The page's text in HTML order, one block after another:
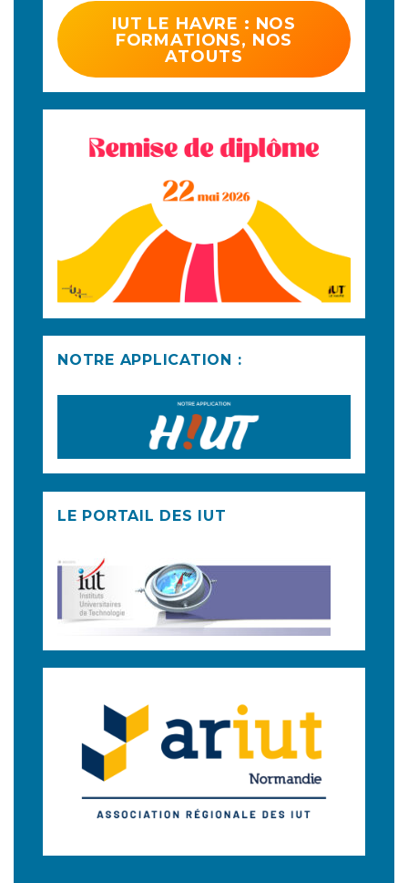
IUT LE HAVRE : NOS
FORMATIONS, NOS
ATOUTS
NOTRE APPLICATION :
LE PORTAIL DES IUT